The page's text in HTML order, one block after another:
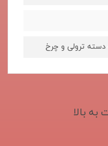
دسته ترولی و چرخ
بالا